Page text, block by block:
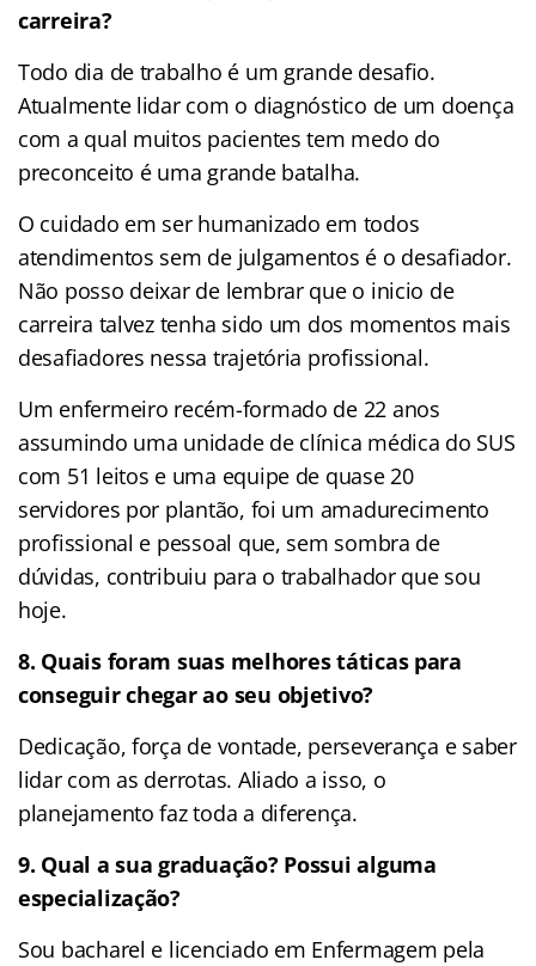
carreira?
Todo dia de trabalho é um grande desafio.
Atualmente lidar com o diagnóstico de um doença
com a qual muitos pacientes tem medo do
preconceito é uma grande batalha.
O cuidado em ser humanizado em todos
atendimentos sem de julgamentos é o desafiador.
Não posso deixar de lembrar que o inicio de
carreira talvez tenha sido um dos momentos mais
desafiadores nessa trajetória profissional.
Um enfermeiro recém-formado de 22 anos
assumindo uma unidade de clínica médica do SUS
com 51 leitos e uma equipe de quase 20
servidores por plantão, foi um amadurecimento
profissional e pessoal que, sem sombra de
dúvidas, contribuiu para o trabalhador que sou
hoje.
8. Quais foram suas melhores táticas para
conseguir chegar ao seu objetivo?
Dedicação, força de vontade, perseverança e saber
lidar com as derrotas. Aliado a isso, o
planejamento faz toda a diferença.
9. Qual a sua graduação? Possui alguma
especialização?
Sou bacharel e licenciado em Enfermagem pela